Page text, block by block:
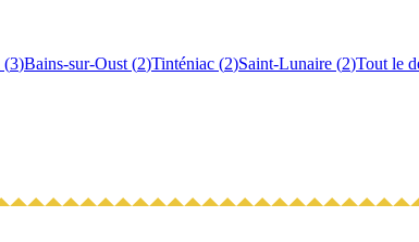
(3)Bains-sur-Oust (2)Tinténiac (2)Saint-Lunaire (2)Tout le